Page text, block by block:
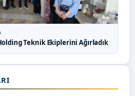
Teknik Ekiplerini Ağırladık